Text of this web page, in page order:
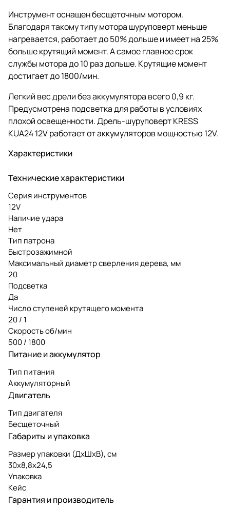
Инструмент оснащен бесщеточным мотором.
Благодаря такому типу мотора шуруповерт меньше
нагревается, работает до 50% дольше и имеет на 25%
больше крутящий момент. А самое главное срок
службы мотора до 10 раз дольше. Крутящие момент
достигает до 1800/мин.
Легкий вес дрели без аккумулятора всего 0,9 кг.
Предусмотрена подсветка для работы в условиях
плохой освещенности. Дрель-шуруповерт KRESS
KUA24 12V работает от аккумуляторов мощностью 12V.
Характеристики
Технические характеристики
Серия инструментов
12V
Наличие удара
Нет
Тип патрона
Быстрозажимной
Максимальный диаметр сверления дерева, мм
20
Подсветка
Да
Число ступеней крутящего момента
20 / 1
Скорость об/мин
500 / 1800
Питание и аккумулятор
Тип питания
Аккумуляторный
Двигатель
Тип двигателя
Бесщеточный
Габариты и упаковка
Размер упаковки (ДxШxВ), см
30x8,8x24,5
Упаковка
Кейс
Гарантия и производитель